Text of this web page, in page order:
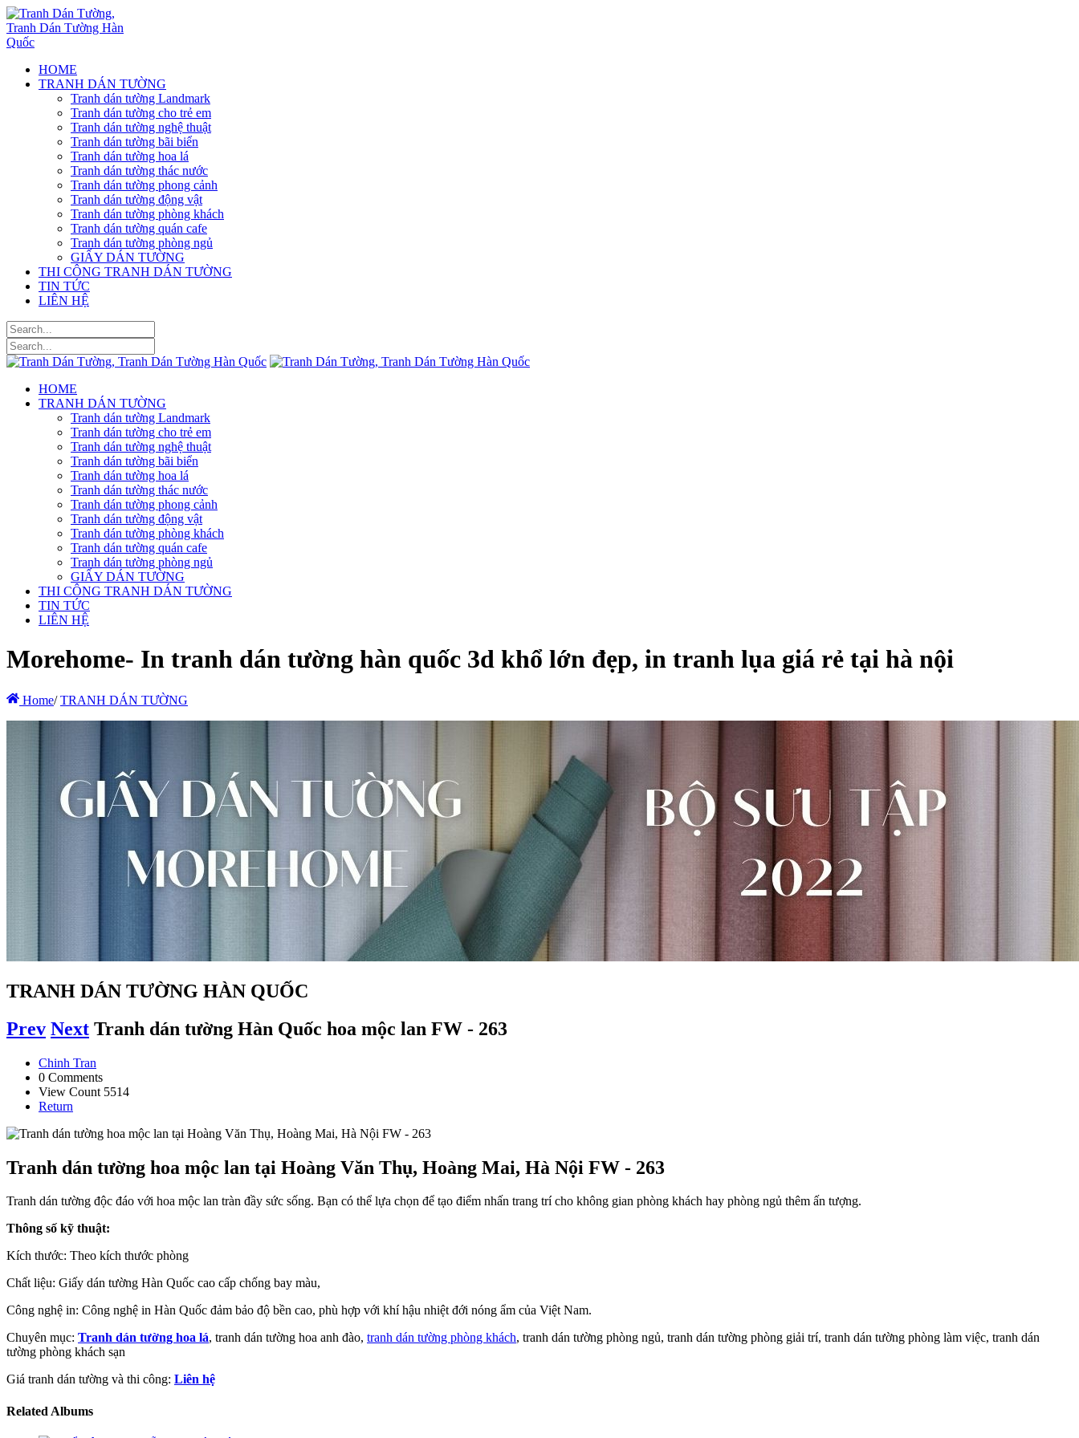
HOME
TRANH DÁN TƯỜNG
Tranh dán tường Landmark
Tranh dán tường cho trẻ em
Tranh dán tường nghệ thuật
Tranh dán tường bãi biển
Tranh dán tường hoa lá
Tranh dán tường thác nước
Tranh dán tường phong cảnh
Tranh dán tường động vật
Tranh dán tường phòng khách
Tranh dán tường quán cafe
Tranh dán tường phòng ngủ
GIẤY DÁN TƯỜNG
THI CÔNG TRANH DÁN TƯỜNG
TIN TỨC
LIÊN HỆ
HOME
TRANH DÁN TƯỜNG
Tranh dán tường Landmark
Tranh dán tường cho trẻ em
Tranh dán tường nghệ thuật
Tranh dán tường bãi biển
Tranh dán tường hoa lá
Tranh dán tường thác nước
Tranh dán tường phong cảnh
Tranh dán tường động vật
Tranh dán tường phòng khách
Tranh dán tường quán cafe
Tranh dán tường phòng ngủ
GIẤY DÁN TƯỜNG
THI CÔNG TRANH DÁN TƯỜNG
TIN TỨC
LIÊN HỆ
Morehome- In tranh dán tường hàn quốc 3d khổ lớn đẹp, in tranh lụa giá rẻ tại hà nội
Home/ TRANH DÁN TƯỜNG
TRANH DÁN TƯỜNG HÀN QUỐC
Prev Next Tranh dán tường Hàn Quốc hoa mộc lan FW - 263
Chinh Tran
0 Comments
View Count 5514
Return
Tranh dán tường hoa mộc lan tại Hoàng Văn Thụ, Hoàng Mai, Hà Nội FW - 263
Tranh dán tường độc đáo với hoa mộc lan tràn đầy sức sống. Bạn có thể lựa chọn để tạo điểm nhấn trang trí cho không gian phòng khách hay phòng ngủ thêm ấn tượng.
Thông số kỹ thuật:
Kích thước: Theo kích thước phòng
Chất liệu: Giấy dán tường Hàn Quốc cao cấp chống bay màu,
Công nghệ in: Công nghệ in Hàn Quốc đảm bảo độ bền cao, phù hợp với khí hậu nhiệt đới nóng ẩm của Việt Nam.
Chuyên mục: Tranh dán tường hoa lá, tranh dán tường hoa anh đào, tranh dán tường phòng khách, tranh dán tường phòng ngủ, tranh dán tường phòng giải trí, tranh dán tường phòng làm việc, tranh dán
tường phòng khách sạn
Giá tranh dán tường và thi công: Liên hệ
Related Albums